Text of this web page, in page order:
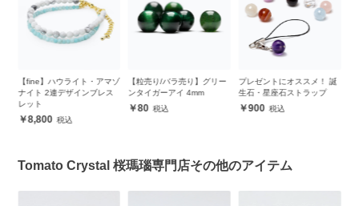
イト・アマゾ
インブレス
【粒売り/バラ売り】グリー
ンタイガーアイ 4mm
プレゼントにオススメ！ 誕
生石・星座石ストラップ
【一点もの】糸魚
12mm シンプルブ
Tomato Crystal 桜瑪瑙専門店その他のアイテム